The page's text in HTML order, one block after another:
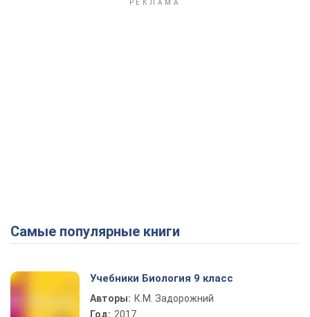
Самые популярные книги
Учебники Биология 9 класс
Авторы: К.М. Задорожний
Год: 2017